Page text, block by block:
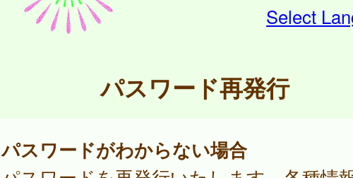
Select
パスワード再発行
パスワードがわからない場合